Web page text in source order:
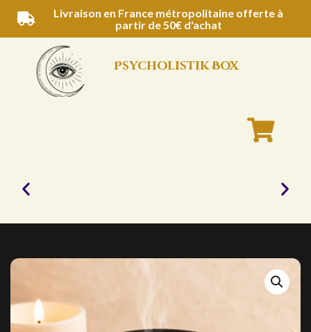
Aller
Livraison en France métropolitaine offerte à
partir de 50€ d'achat
Psycholistik Box
Bougies